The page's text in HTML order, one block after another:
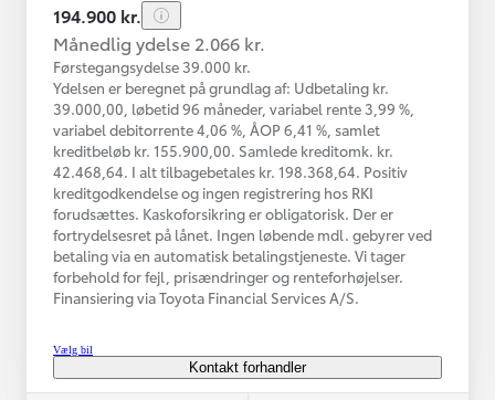
194.900 kr.
Månedlig ydelse 2.066 kr.
Førstegangsydelse 39.000 kr.
Ydelsen er beregnet på grundlag af: Udbetaling kr.
39.000,00, løbetid 96 måneder, variabel rente 3,99 %,
variabel debitorrente 4,06 %, ÅOP 6,41 %, samlet
kreditbeløb kr. 155.900,00. Samlede kreditomk. kr.
42.468,64. I alt tilbagebetales kr. 198.368,64. Positiv
kreditgodkendelse og ingen registrering hos RKI
forudsættes. Kaskoforsikring er obligatorisk. Der er
fortrydelsesret på lånet. Ingen løbende mdl. gebyrer ved
betaling via en automatisk betalingstjeneste. Vi tager
forbehold for fejl, prisændringer og renteforhøjelser.
Finansiering via Toyota Financial Services A/S.
Vælg bil
Kontakt forhandler